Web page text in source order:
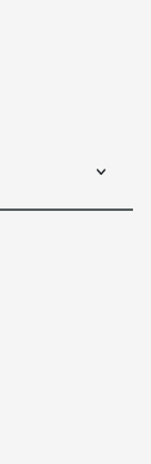
elettronica)
posta